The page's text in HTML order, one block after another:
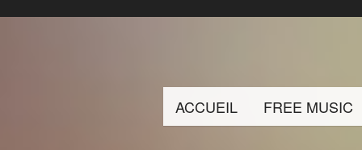
ACCUEIL FREE MUSIC